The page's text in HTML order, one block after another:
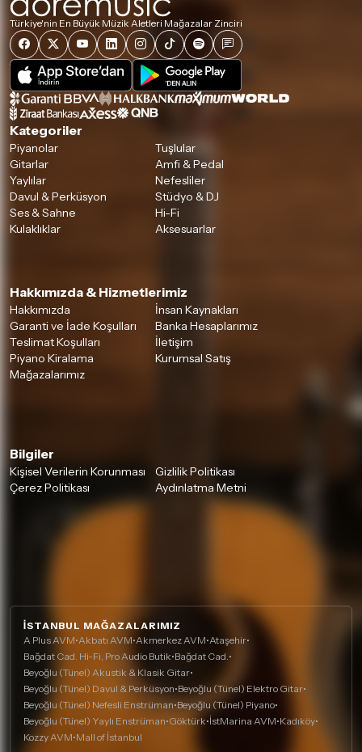
Türkiye'nin En Büyük Müzik Aletleri Mağazalar Zinciri
Kategoriler
Piyanolar
Tuşlular
Gitarlar
Amfi & Pedal
Yaylılar
Nefesliler
Davul & Perküsyon
Stüdyo & DJ
Ses & Sahne
Hi-Fi
Kulaklıklar
Aksesuarlar
Hakkımızda & Hizmetlerimiz
Hakkımızda
İnsan Kaynakları
Garanti ve İade Koşulları
Banka Hesaplarımız
Teslimat Koşulları
İletişim
Piyano Kiralama
Kurumsal Satış
Mağazalarımız
Bilgiler
Kişisel Verilerin Korunması
Gizlilik Politikası
Çerez Politikası
Aydınlatma Metni
İSTANBUL MAĞAZALARIMIZ
A Plus AVM•Akbatı AVM•Akmerkez AVM•Ataşehir•
Bağdat Cad. Hi-Fi, Pro Audio Butik•Bağdat Cad. •
Beyoğlu (Tünel) Akustik & Klasik Gitar•
Beyoğlu (Tünel) Davul & Perküsyon•Beyoğlu (Tünel) Elektro Gitar•
Beyoğlu (Tünel) Nefesli Enstrüman•Beyoğlu (Tünel) Piyano•
Beyoğlu (Tünel) Yaylı Enstrüman•Göktürk•İstMarina AVM•Kadıköy•
Kozzy AVM•Mall of İstanbul